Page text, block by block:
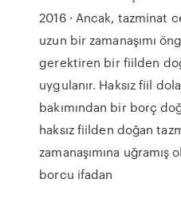
2016 · Ancak, tazminat
uzun bir zamanaşımı
gerektiren bir fiilden
uygulanır. Haksız fiil
bakımından bir borç
haksız fiilden doğan
zamanaşımına
borcu ifadan